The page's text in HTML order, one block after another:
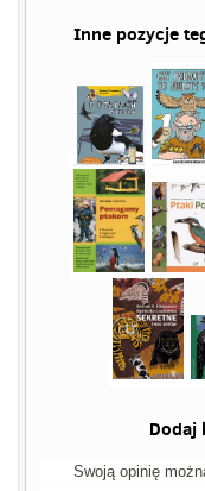
Inne pozycje
Dodaj
Swoją opinię